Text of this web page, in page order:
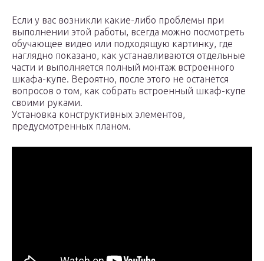
Если у вас возникли какие-либо проблемы при
выполнении этой работы, всегда можно посмотреть
обучающее видео или подходящую картинку, где
наглядно показано, как устанавливаются отдельные
части и выполняется полный монтаж встроенного
шкафа-купе. Вероятно, после этого не останется
вопросов о том, как собрать встроенный шкаф-купе
своими руками.
Установка конструктивных элементов,
предусмотренных планом.